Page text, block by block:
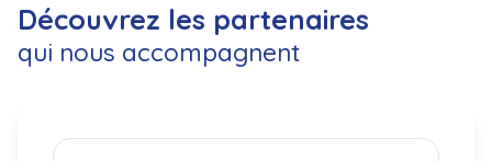
acheter
estimer
Découvrez les partenaires
qui nous accompagnent